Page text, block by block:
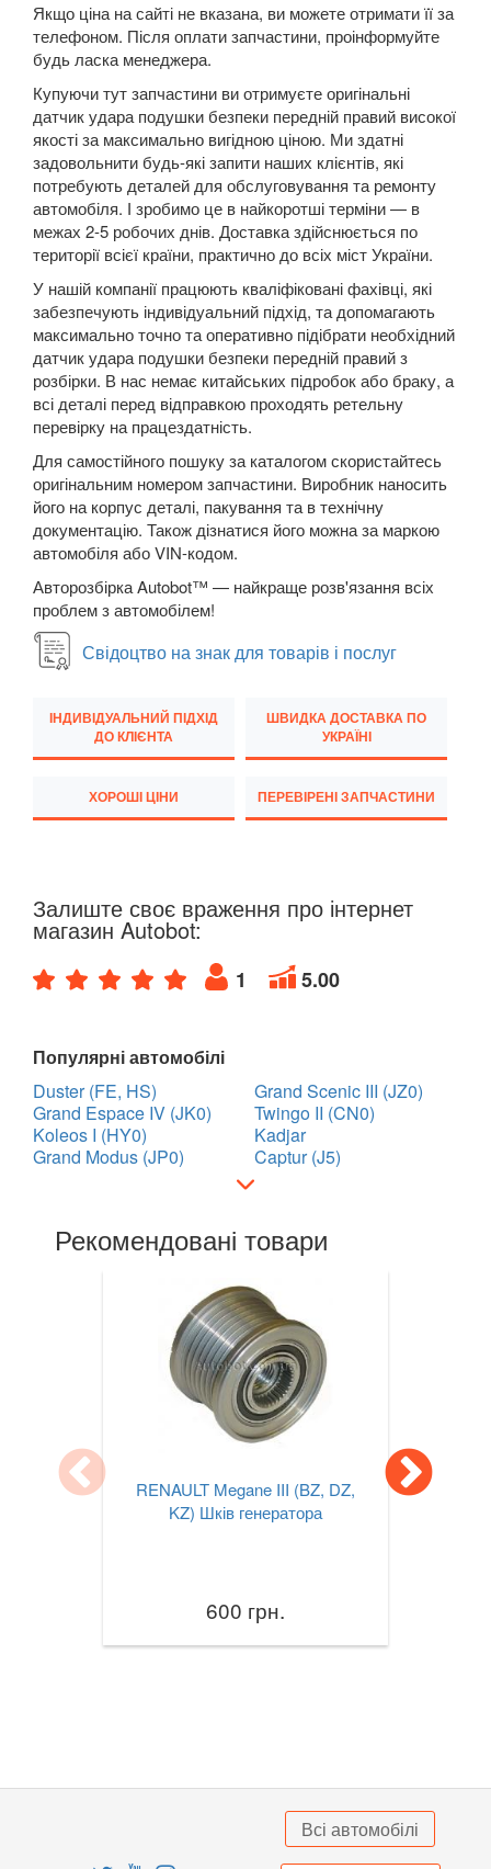
Kangoo II (FW, KW)
Koleos I (HY0)
Koleos II
Laguna II (BG, KG)
Laguna III (BT, DT, KT)
Latitude (L7)
Master III (HD, FD, JD)
Megane II (BM, CM, KM, LM, EM)
Megane III (BZ, DZ, KZ)
Megane IV
Modus (JP0)
Grand Modus (JP0)
Sandero II Stepway (B8)
Grand Scenic II (JM)
Scenic III (JZ0)
Grand Scenic III (JZ0)
Scenic IV
Grand Scenic IV
Twingo III (X07)
Vel Satis (BJ0)
Talisman
ROVER
SAAB
SEAT
TOYOTA
VOLKSWAGEN keyboard_arrow_down
Якщо ціна на сайті не вказана, ви можете отримати її за
телефоном. Після оплати запчастини, проінформуйте
будь ласка менеджера.
Купуючи тут запчастини ви отримуєте оригінальні
датчик удара подушки безпеки передній правий високої
якості за максимально вигідною ціною. Ми здатні
задовольнити будь-які запити наших клієнтів, які
потребують деталей для обслуговування та ремонту
автомобіля. І зробимо це в найкоротші терміни — в
межах 2-5 робочих днів. Доставка здійснюється по
території всієї країни, практично до всіх міст України.
У нашій компанії працюють кваліфіковані фахівці, які
забезпечують індивідуальний підхід, та допомагають
максимально точно та оперативно підібрати необхідний
датчик удара подушки безпеки передній правий з
розбірки. В нас немає китайських підробок або браку, а
всі деталі перед відправкою проходять ретельну
перевірку на працездатність.
Для самостійного пошуку за каталогом скористайтесь
оригінальним номером запчастини. Виробник наносить
його на корпус деталі, пакування та в технічну
документацію. Також дізнатися його можна за маркою
автомобіля або VIN-кодом.
Авторозбірка Autobot™ — найкраще розв'язання всіх
проблем з автомобілем!
Свідоцтво на знак для товарів і послуг
ІНДИВІДУАЛЬНИЙ ПІДХІД
ДО КЛІЄНТА
ШВИДКА ДОСТАВКА ПО
УКРАЇНІ
ХОРОШІ ЦІНИ ПЕРЕВІРЕНІ ЗАПЧАСТИНИ
Залиште своє враження про інтернет
магазин Autobot:
1 5.00
Популярні автомобілі
Duster (FE, HS)
Grand Espace IV (JK0)
Koleos I (HY0)
Grand Modus (JP0)
Grand Scenic III (JZ0)
Twingo II (CN0)
Kadjar
Captur (J5)
Рекомендовані товари
RENAULT Megane III (BZ, DZ,
KZ) Шків генератора
600 грн.
Всі автомобілі